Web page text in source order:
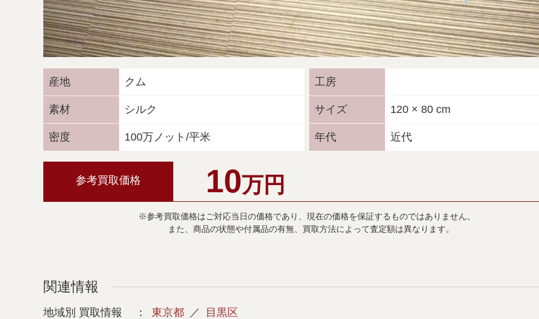
産地 クム 工房
素材 シルク サイズ 120 × 80 cm
密度 100万ノット/平米 年代 近代
参考買取価格 10万円
※参考買取価格はご対応当日の価格であり、現在の価格を保証するものではありません。
また、商品の状態や付属品の有無、買取方法によって査定額は異なります。
関連情報
地域別 買取情報 東京都
目黒区